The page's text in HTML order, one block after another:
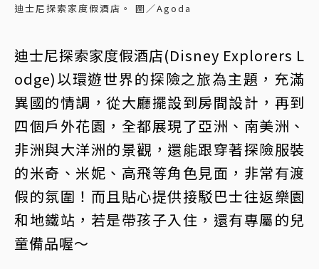
迪士尼探索家度假酒店。 圖／Agoda
迪士尼探索家度假酒店(Disney Explorers L
odge)以環遊世界的探險之旅為主題，充滿
異國的情調，從大廳擺設到房間設計，再到
四個戶外花園，全都展現了亞洲、南美洲、
非洲與大洋洲的景觀，還能跟穿著探險服裝
的米奇、米妮、高飛等角色見面，非常有渡
假的氛圍！而且貼心提供接駁巴士往返樂園
和地鐵站，若是帶孩子入住，還有專屬的兒
童備品喔～